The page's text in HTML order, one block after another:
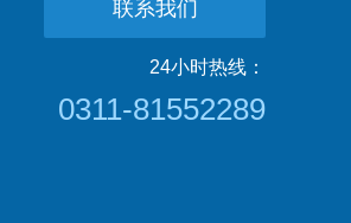
联系我们
24小时热线：
0311-81552289